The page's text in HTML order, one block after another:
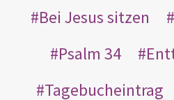
Bei Jesus sitzen
Psalm 34
Tagebucheintrag